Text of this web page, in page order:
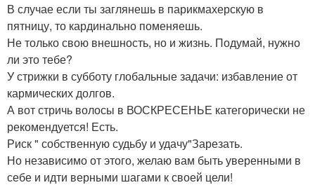
В случае если ты заглянешь в парикмахерскую в
пятницу, то кардинально поменяешь.
Не только свою внешность, но и жизнь. Подумай, нужно
ли это тебе?
У стрижки в субботу глобальные задачи: избавление от
кармических долгов.
А вот стричь волосы в ВОСКРЕСЕНЬЕ категорически не
рекомендуется! Есть.
Риск " собственную судьбу и удачу"Зарезать.
Но независимо от этого, желаю вам быть уверенными в
себе и идти верными шагами к своей цели!